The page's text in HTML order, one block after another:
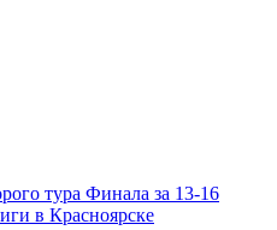
тура Финала за 13-16
в Красноярске